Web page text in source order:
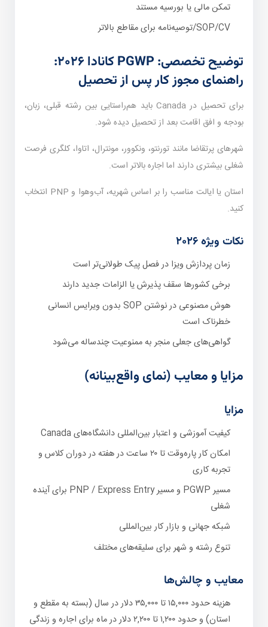
تمکن مالی یا بورسیه مستند
SOP/CV/توصیه‌نامه برای مقاطع بالاتر
توضیح تخصصی: PGWP کانادا ۲۰۲۶:
راهنمای مجوز کار پس از تحصیل
برای تحصیل در Canada باید هم‌راستایی بین رشته قبلی، زبان،
بودجه و افق اقامت بعد از تحصیل دیده شود.
شهرهای پرتقاضا مانند تورنتو، ونکوور، مونترال، اتاوا، کلگری فرصت
شغلی بیشتری دارند اما اجاره بالاتر است.
استان یا ایالت مناسب را بر اساس شهریه، آب‌وهوا و PNP انتخاب
کنید.
نکات ویژه ۲۰۲۶
زمان پردازش ویزا در فصل پیک طولانی‌تر است
برخی کشورها سقف پذیرش یا الزامات جدید دارند
هوش مصنوعی در نوشتن SOP بدون ویرایس انسانی
خطرناک است
گواهی‌های جعلی منجر به ممنوعیت چندساله می‌شود
مزایا و معایب (نمای واقع‌بینانه)
مزایا
کیفیت آموزشی و اعتبار بین‌المللی دانشگاه‌های Canada
امکان کار پاره‌وقت تا ۲۰ ساعت در هفته در دوران کلاس و
تجربه کاری
مسیر PGWP و مسیر PNP / Express Entry برای آینده
شغلی
شبکه جهانی و بازار کار بین‌المللی
تنوع رشته و شهر برای سلیقه‌های مختلف
معایب و چالش‌ها
هزینه حدود ۱۵,۰۰۰ تا ۳۵,۰۰۰ دلار در سال (بسته به مقطع و
استان) و حدود ۱,۲۰۰ تا ۲,۲۰۰ دلار در ماه برای اجاره و زندگی